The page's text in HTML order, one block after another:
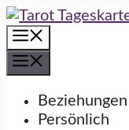
Zum
Inhalt
springen
Beziehungen
Persönlich